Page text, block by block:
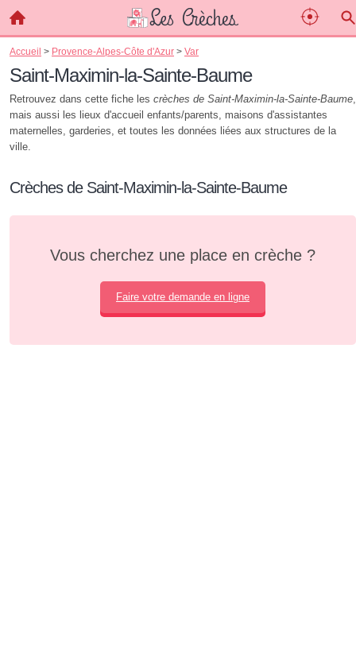
Accueil > Provence-Alpes-Côte d'Azur > Var
Saint-Maximin-la-Sainte-Baume
Retrouvez dans cette fiche les crèches de Saint-Maximin-la-Sainte-Baume,
mais aussi les lieux d'accueil enfants/parents, maisons d'assistantes
maternelles, garderies, et toutes les données liées aux structures de la
ville.
Crèches de Saint-Maximin-la-Sainte-Baume
Vous cherchez une place en crèche ?
Faire votre demande en ligne